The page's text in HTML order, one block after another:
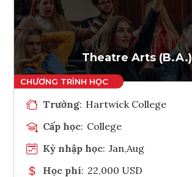
Ghi danh
Tham vấn Interlink
Theatre Arts (B.A.)
Trường: Hartwick College
Cấp học: College
Kỳ nhập học: Jan,Aug
Học phí: 22,000 USD